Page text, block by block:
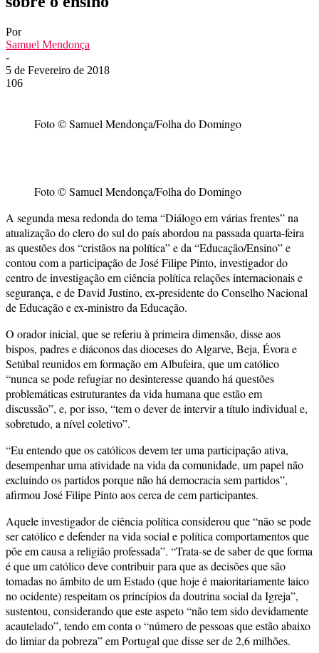
Por
Samuel Mendonça
-
5 de Fevereiro de 2018
106
Foto © Samuel Mendonça/Folha do Domingo
Foto © Samuel Mendonça/Folha do Domingo
A segunda mesa redonda do tema “Diálogo em várias frentes” na
atualização do clero do sul do país abordou na passada quarta-feira
as questões dos “cristãos na política” e da “Educação/Ensino” e
contou com a participação de José Filipe Pinto, investigador do
centro de investigação em ciência política relações internacionais e
segurança, e de David Justino, ex-presidente do Conselho Nacional
de Educação e ex-ministro da Educação.
O orador inicial, que se referiu à primeira dimensão, disse aos
bispos, padres e diáconos das dioceses do Algarve, Beja, Évora e
Setúbal reunidos em formação em Albufeira, que um católico
“nunca se pode refugiar no desinteresse quando há questões
problemáticas estruturantes da vida humana que estão em
discussão”, e, por isso, “tem o dever de intervir a título individual e,
sobretudo, a nível coletivo”.
“Eu entendo que os católicos devem ter uma participação ativa,
desempenhar uma atividade na vida da comunidade, um papel não
excluindo os partidos porque não há democracia sem partidos”,
afirmou José Filipe Pinto aos cerca de cem participantes.
Aquele investigador de ciência política considerou que “não se pode
ser católico e defender na vida social e política comportamentos que
põe em causa a religião professada”. “Trata-se de saber de que forma
é que um católico deve contribuir para que as decisões que são
tomadas no âmbito de um Estado (que hoje é maioritariamente laico
no ocidente) respeitam os princípios da doutrina social da Igreja”,
sustentou, considerando que este aspeto “não tem sido devidamente
acautelado”, tendo em conta o “número de pessoas que estão abaixo
do limiar da pobreza” em Portugal que disse ser de 2,6 milhões.